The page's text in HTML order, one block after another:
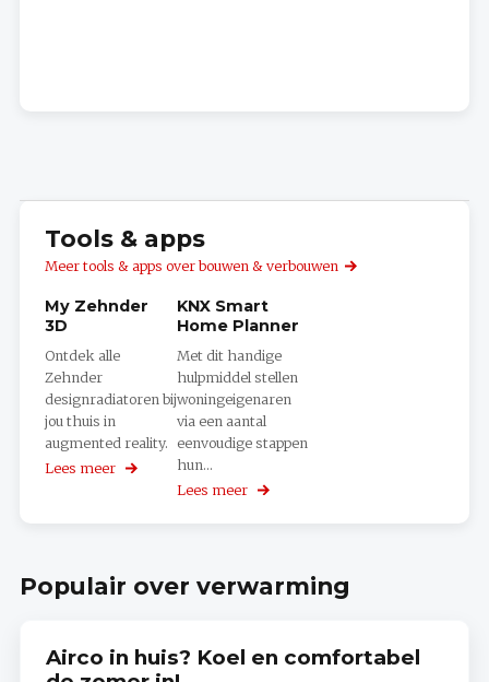
Tools & apps
Meer tools & apps over bouwen & verbouwen
My Zehnder
3D
Ontdek alle
Zehnder
designradiatoren bij
jou thuis in
augmented reality.
Lees meer over
KNX Smart
Home Planner
Met dit handige
hulpmiddel stellen
woningeigenaren
via een aantal
eenvoudige stappen
hun...
Lees meer over
Populair over verwarming
Airco in huis? Koel en comfortabel